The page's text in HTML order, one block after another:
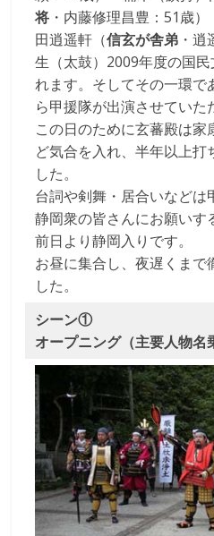
将 ・内藤修理昌豊：51歳
田逍遥軒（信玄が舎弟 ・
生（太鼓）2009年度の国
れます。そしてその一環
ら甲援隊が出演させていた
この日のために玄蕃殿は
ど気合を入れ、半年以上打
した。
台詞や剣舞・居合いなどは
静岡衆の皆さんにお願いす
前日より静岡入りです。
お昼に集合し、夜遅くまで
した。
シーン①
オープニング（主要人物